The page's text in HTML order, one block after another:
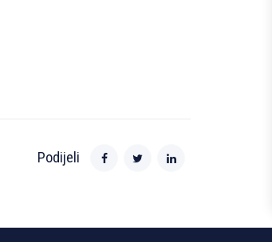
Podijeli